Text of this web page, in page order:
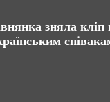
зняла кліп